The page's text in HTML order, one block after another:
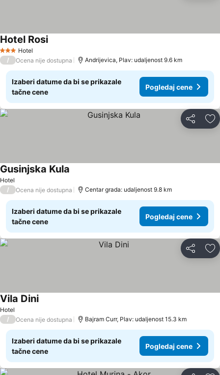
3 Zvezdice
Hotel
Hotel Rosi
/ Ocena nije dostupna Andrijevica, Plav: udaljenost 9.6 km
Izaberi datume da bi se prikazale
tačne cene
Pogledaj cene
Deli
Hotel
Gusinjska Kula
/ Ocena nije dostupna Centar grada: udaljenost 9.8 km
Izaberi datume da bi se prikazale
tačne cene
Pogledaj cene
Deli
Hotel
Vila Dini
/ Ocena nije dostupna Bajram Curr, Plav: udaljenost 15.3 km
Izaberi datume da bi se prikazale
tačne cene
Pogledaj cene